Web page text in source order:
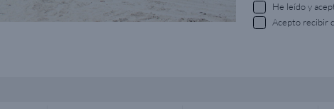
He leído y
Acepto recibir